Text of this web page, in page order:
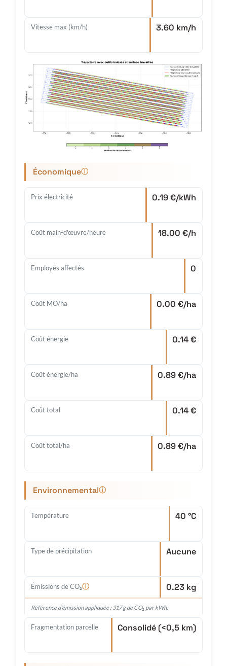
Vitesse max (km/h) 3.60 km/h
Économiqueⓘ
Prix électricité 0.19 €/kWh
Coût main-d'œuvre/heure 18.00 €/h
Employés affectés 0
Coût MO/ha 0.00 €/ha
Coût énergie 0.14 €
Coût énergie/ha 0.89 €/ha
Coût total 0.14 €
Coût total/ha 0.89 €/ha
Environnementalⓘ
Température 40 °C
Type de précipitation Aucune
Émissions de CO₂ⓘ 0.23 kg
Référence d'émission appliquée : 317 g de CO₂ par kWh.
Fragmentation parcelle Consolidé (<0,5 km)